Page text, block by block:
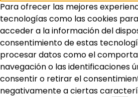
Para ofrecer las mejores
tecnologías como las cookies
acceder a la información del
consentimiento de estas
procesar datos como el
navegación o las identificaciones
consentir o retirar el
negativamente a ciertas